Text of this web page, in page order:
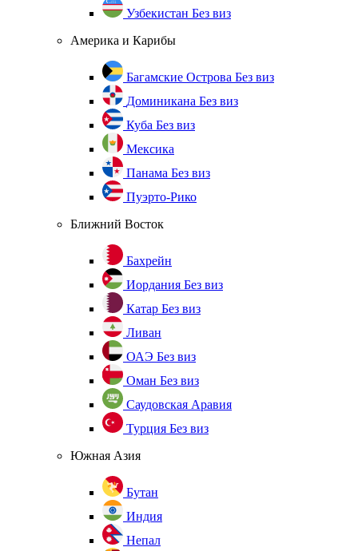
Узбекистан Без виз
Америка и Карибы
Багамские Острова Без виз
Доминикана Без виз
Куба Без виз
Мексика
Панама Без виз
Пуэрто-Рико
Ближний Восток
Бахрейн
Иордания Без виз
Катар Без виз
Ливан
ОАЭ Без виз
Оман Без виз
Саудовская Аравия
Турция Без виз
Южная Азия
Бутан
Индия
Непал